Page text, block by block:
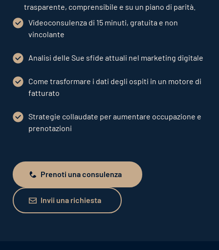
trasparente, comprensibile e su un piano di parità.
Videoconsulenza di 15 minuti, gratuita e non
vincolante
Analisi delle Sue sfide attuali nel marketing digitale
Come trasformare i dati degli ospiti in un motore di
fatturato
Strategie collaudate per aumentare occupazione e
prenotazioni
Prenoti una consulenza
Prenoti una consulenza
Invii una richiesta
Invii una richiesta